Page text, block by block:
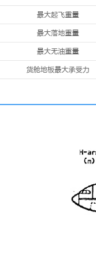
最大起飞重量
最大落地重量
最大无油重量
货舱地板最大承受力